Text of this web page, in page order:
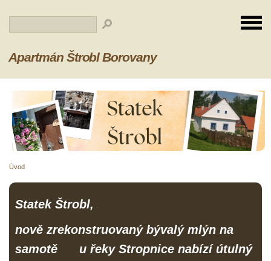
Apartmán Štrobl Borovany
Úvod
Statek Štrobl,
nově zrekonstruovaný bývalý mlýn na
samotě u řeky Stropnice nabízí útulný